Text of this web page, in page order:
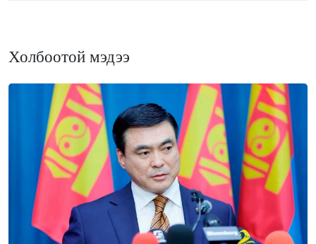
Холбоотой мэдээ